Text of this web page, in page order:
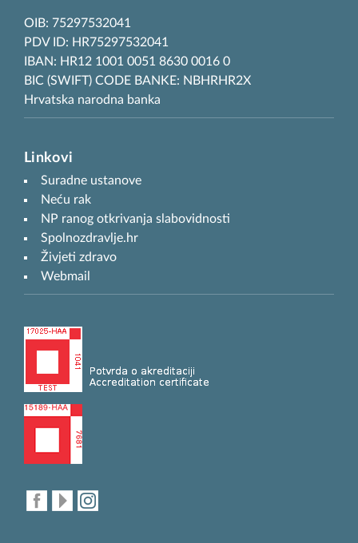
OIB: 75297532041
PDV ID: HR75297532041
IBAN: HR12 1001 0051 8630 0016 0
BIC (SWIFT) CODE BANKE: NBHRHR2X
Hrvatska narodna banka
Linkovi
Suradne ustanove
Neću rak
NP ranog otkrivanja slabovidnosti
Spolnozdravlje.hr
Živjeti zdravo
Webmail